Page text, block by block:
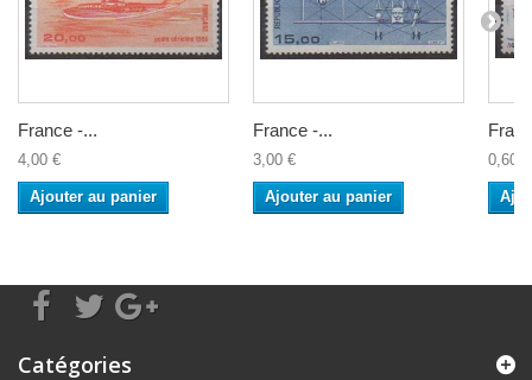
France -...
4,00 €
Ajouter au panier
France -...
3,00 €
Ajouter au panier
0,60 €
Catégories